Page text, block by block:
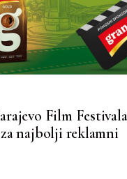
Film Festivala
najbolji reklamni